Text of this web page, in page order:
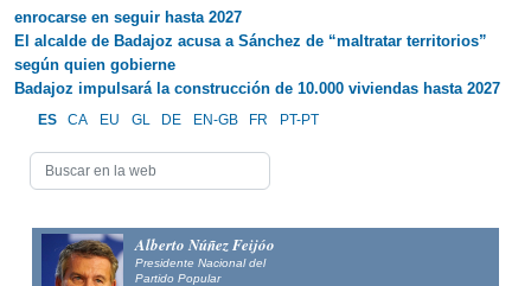
enrocarse en seguir hasta 2027
El alcalde de Badajoz acusa a Sánchez de “maltratar territorios”
según quien gobierne
Badajoz impulsará la construcción de 10.000 viviendas hasta 2027
ES CA EU GL DE EN-GB FR PT-PT
Alberto Núñez Feijóo
Presidente Nacional del
Partido Popular